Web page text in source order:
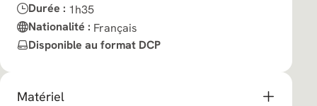
Durée : 1h35
Nationalité : Français
Disponible au format DCP
Matériel